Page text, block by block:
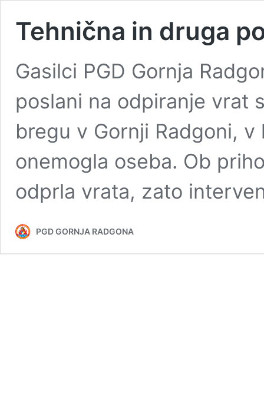
Tehnična in druga
Gasilci PGD Gornja
poslani na odpiranje vrat
bregu v Gornji Radgoni,
onemogla oseba. Ob
odprla vrata, zato
PGD GORNJA RADGONA